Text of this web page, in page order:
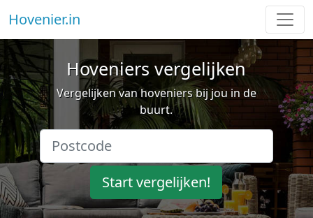
Hovenier.in
Hoveniers vergelijken
Vergelijken van hoveniers bij jou in de
buurt.
Start vergelijken!